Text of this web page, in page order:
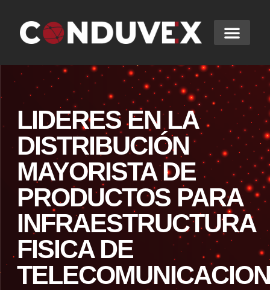
LIDERES EN LA
DISTRIBUCIÓN
MAYORISTA DE
PRODUCTOS PARA
INFRAESTRUCTURA
FISICA DE